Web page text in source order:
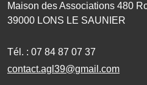
Maison des Associations 480
39000 LONS LE SAUNIER
Tél. : 07 84 87 07 37
contact.agl39@gmail.com